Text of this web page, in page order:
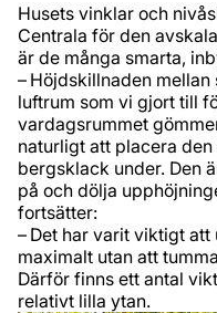
Husets vinklar och
Centrala för den
är de många smarta,
– Höjdskillnaden
luftrum som vi gjort till
vardagsrummet
naturligt att placera
bergsklack under. Den
på och dölja
fortsätter:
– Det har varit viktigt
maximalt utan att
Därför finns ett antal
relativt lilla ytan.